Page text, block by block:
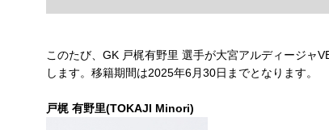
このたび、GK 戸梶有野里 選手が大宮アルディージャ
します。移籍期間は2025年6月30日までとなります。
戸梶 有野里(TOKAJI Minori)